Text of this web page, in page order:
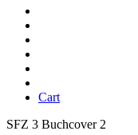
Cart
SFZ 3 Buchcover 2